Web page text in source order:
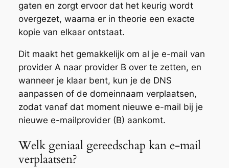
gaten en zorgt ervoor dat het keurig wordt
overgezet, waarna er in theorie een exacte
kopie van elkaar ontstaat.
Dit maakt het gemakkelijk om al je e-mail van
provider A naar provider B over te zetten, en
wanneer je klaar bent, kun je de DNS
aanpassen of de domeinnaam verplaatsen,
zodat vanaf dat moment nieuwe e-mail bij je
nieuwe e-mailprovider (B) aankomt.
Welk geniaal gereedschap kan e-mail
verplaatsen?